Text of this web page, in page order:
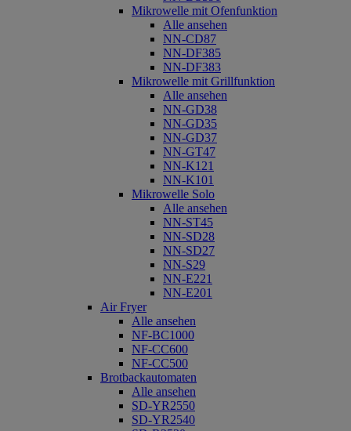
Mikrowelle mit Ofenfunktion
Alle ansehen
NN-CD87
NN-DF385
NN-DF383
Mikrowelle mit Grillfunktion
Alle ansehen
NN-GD38
NN-GD35
NN-GD37
NN-GT47
NN-K121
NN-K101
Mikrowelle Solo
Alle ansehen
NN-ST45
NN-SD28
NN-SD27
NN-S29
NN-E221
NN-E201
Air Fryer
Alle ansehen
NF-BC1000
NF-CC600
NF-CC500
Brotbackautomaten
Alle ansehen
SD-YR2550
SD-YR2540